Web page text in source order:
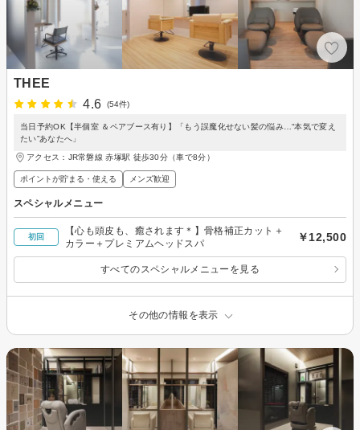
THEE
4.6
(54件)
当日予約OK【半個室 ＆ペアブース有り】「もう誤魔化せない髪の悩み…“本気で変え
たい”あなたへ」
アクセス：JR常磐線 赤塚駅 徒歩30分（車で8分）
ポイントが貯まる・使える メンズ歓迎
スペシャルメニュー
初回
【心も頭皮も、癒されます＊】骨格補正カット＋
カラー＋プレミアムヘッドスパ
￥12,500
すべてのスペシャルメニューを見る
その他の情報を表示